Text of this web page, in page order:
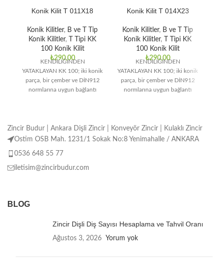
Konik Kilit T 011X18
Konik Kilitler, B ve T Tip
Konik Kilitler,
T Tipi KK
100 Konik Kilit
₺290,00
KENDİLİĞİNDEN
YATAKLAYAN KK 100; iki konik
parça, bir çember ve DİN912
normlarına uygun bağlantı
Konik Kilit T 014X23
Konik Kilitler, B ve T Tip
Konik Kilitler,
T Tipi KK
100 Konik Kilit
₺290,00
KENDİLİĞİNDEN
YATAKLAYAN KK 100; iki konik
parça, bir çember ve DİN912
normlarına uygun bağlantı
Zincir Budur | Ankara Dişli Zincir | Konveyör Zincir | Kulaklı Zincir
Ostim OSB Mah. 1231/1 Sokak No:8 Yenimahalle / ANKARA
0536 648 55 77
iletisim@zincirbudur.com
BLOG
Zincir Dişli Diş Sayısı Hesaplama ve Tahvil Oranı
Ağustos 3, 2026 Yorum yok